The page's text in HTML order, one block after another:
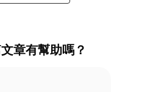
章有幫助嗎？